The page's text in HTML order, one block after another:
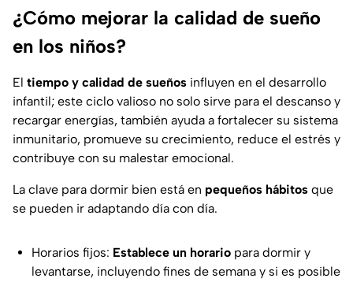
¿Cómo mejorar la calidad de sueño
en los niños?
El tiempo y calidad de sueños influyen en el desarrollo
infantil; este ciclo valioso no solo sirve para el descanso y
recargar energías, también ayuda a fortalecer su sistema
inmunitario, promueve su crecimiento, reduce el estrés y
contribuye con su malestar emocional.
La clave para dormir bien está en pequeños hábitos que
se pueden ir adaptando día con día.
Horarios fijos: Establece un horario para dormir y
levantarse, incluyendo fines de semana y si es posible